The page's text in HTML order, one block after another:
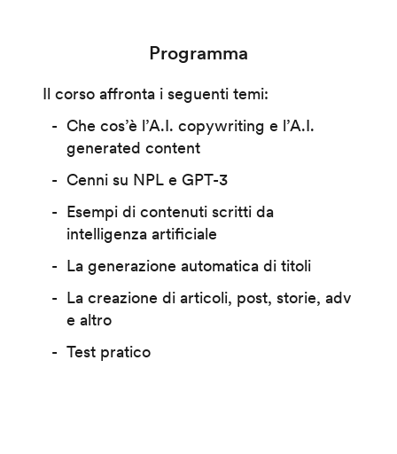
Programma
Il corso affronta i seguenti temi:
Che cos’è l’A.I. copywriting e l’A.I.
generated content
Cenni su NPL e GPT-3
Esempi di contenuti scritti da
intelligenza artificiale
La generazione automatica di titoli
La creazione di articoli, post, storie, adv
e altro
Test pratico